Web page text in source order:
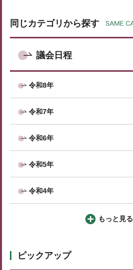
同じカテゴリから探す
議会日程
令和8年
令和7年
令和6年
令和5年
令和4年
もっと見る
ピックアップ